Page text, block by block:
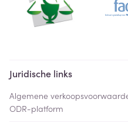
Juridische links
Algemene
ODR-platform